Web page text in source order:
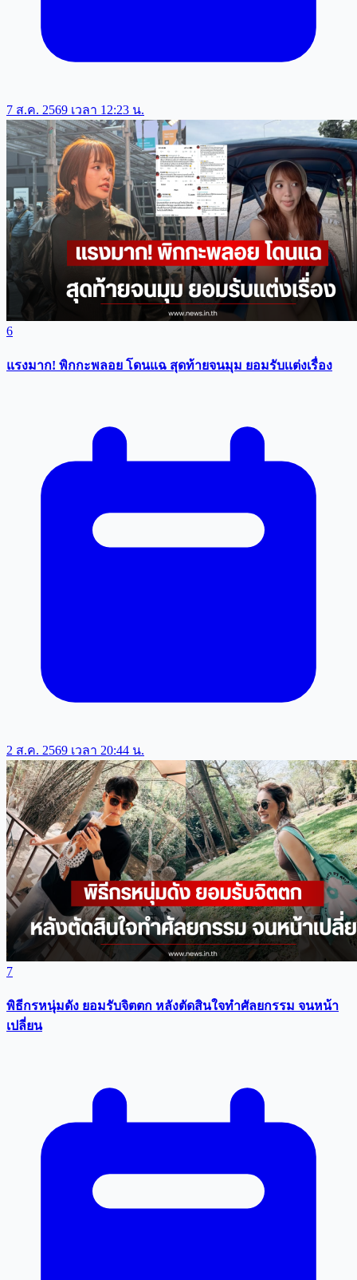
7 ส.ค. 2569 เวลา 12:23 น.
6
แรงมาก! พิกกะพลอย โดนแฉ สุดท้ายจนมุม ยอมรับเเต่งเรื่อง
2 ส.ค. 2569 เวลา 20:44 น.
7
พิธีกรหนุ่มดัง ยอมรับจิตตก หลังตัดสินใจทำศัลยกรรม จนหน้า
เปลี่ยน